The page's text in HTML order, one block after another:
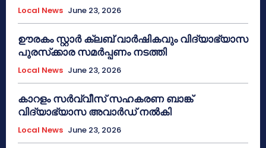
Local News June 23, 2026
ഊരകം സ്റ്റാർ ക്ലബ് വാർഷികവും വിദ്യാഭ്യാസ
പുരസ്‌ക്കാര സമർപ്പണം നടത്തി
Local News June 23, 2026
കാറളം സർവ്വീസ് സഹകരണ ബാങ്ക്
വിദ്യാഭ്യാസ അവാർഡ് നൽകി
Local News June 23, 2026